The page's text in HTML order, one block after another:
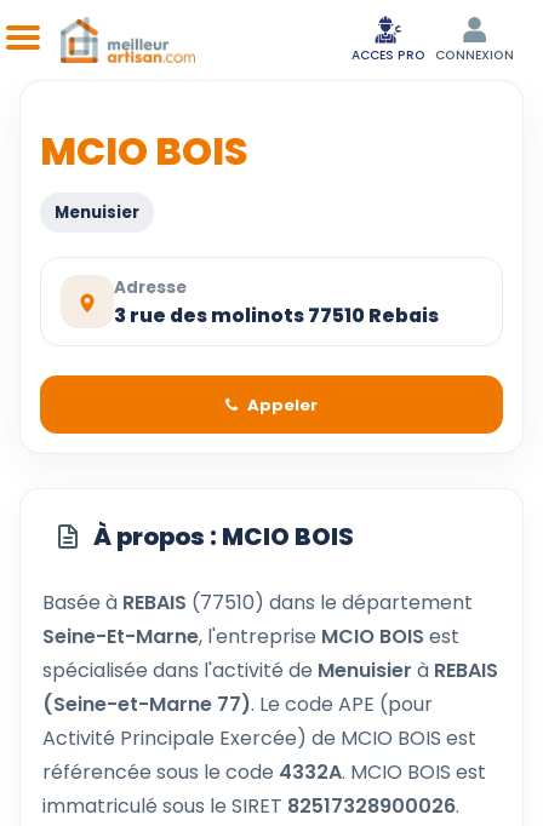
ACCES PRO CONNEXION
MCIO BOIS
Menuisier
Adresse
3 rue des molinots 77510 Rebais
Appeler
À propos : MCIO BOIS
Basée à REBAIS (77510) dans le département
Seine-Et-Marne, l'entreprise MCIO BOIS est
spécialisée dans l'activité de Menuisier à REBAIS
(Seine-et-Marne 77). Le code APE (pour
Activité Principale Exercée) de MCIO BOIS est
référencée sous le code 4332A. MCIO BOIS est
immatriculé sous le SIRET 82517328900026.